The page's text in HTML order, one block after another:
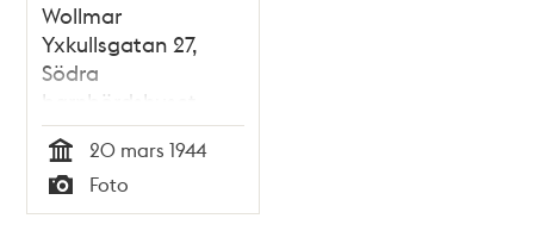
Wollmar
Yxkullsgatan 27,
Södra
barnbördshuset -
Maria Sjukhus.
Sovsal för finska
krigsbarn, två och
två i varje säng
Tid
20 mars 1944
Typ
Foto